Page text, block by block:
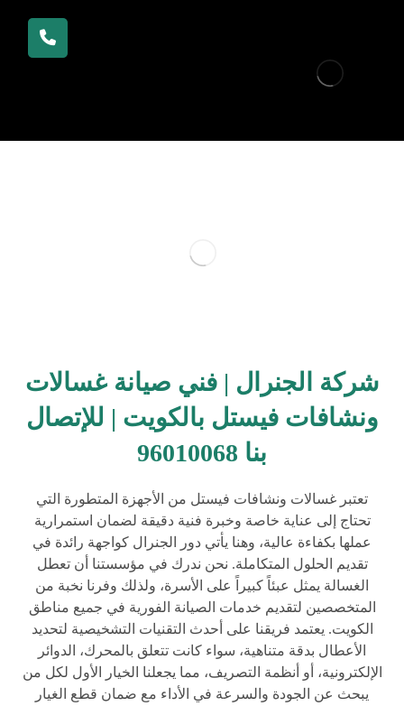
شركة الجنرال | فني صيانة غسالات
ونشافات فيستل بالكويت | للإتصال
بنا 96010068
تعتبر غسالات ونشافات فيستل من الأجهزة المتطورة التي
تحتاج إلى عناية خاصة وخبرة فنية دقيقة لضمان استمرارية
عملها بكفاءة عالية، وهنا يأتي دور الجنرال كواجهة رائدة في
تقديم الحلول المتكاملة. نحن ندرك في مؤسستنا أن تعطل
الغسالة يمثل عبئاً كبيراً على الأسرة، ولذلك وفرنا نخبة من
المتخصصين لتقديم خدمات الصيانة الفورية في جميع مناطق
الكويت. يعتمد فريقنا على أحدث التقنيات التشخيصية لتحديد
الأعطال بدقة متناهية، سواء كانت تتعلق بالمحرك، الدوائر
الإلكترونية، أو أنظمة التصريف، مما يجعلنا الخيار الأول لكل من
يبحث عن الجودة والسرعة في الأداء مع ضمان قطع الغيار